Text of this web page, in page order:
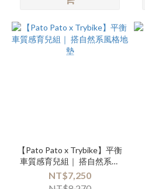
【Pato Pato x Trybike】平衡
車質感育兒組｜ 搭自然系風
格地墊
NT$7,250